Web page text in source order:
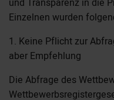
Einzelnen wurden
1. Keine Pflicht zur
aber Empfehlung
Die Abfrage des